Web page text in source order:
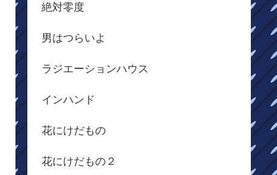
絶対零度
男はつらいよ
ラジエーションハウス
インハンド
花にけだもの
花にけだもの２